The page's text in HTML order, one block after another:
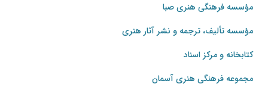
مؤسسه فرهنگی هنری صبا
مؤسسه تألیف، ترجمه و نشر آثار هنری
کتابخانه و مرکز اسناد
مجموعه فرهنگی هنری آسمان